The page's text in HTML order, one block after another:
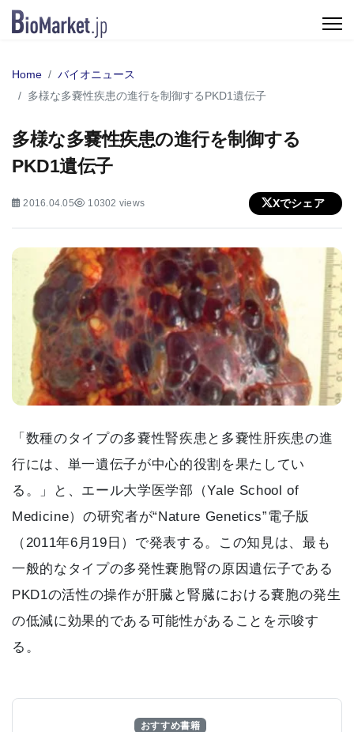
Home
バイオニュース
多様な多嚢性疾患の進行を制御するPKD1遺伝子
多様な多嚢性疾患の進行を制御する
PKD1遺伝子
2016.04.05 10302 views Xでシェア
「数種のタイプの多嚢性腎疾患と多嚢性肝疾患の進
行には、単一遺伝子が中心的役割を果たしてい
る。」と、エール大学医学部（Yale School of
Medicine）の研究者が“Nature Genetics”電子版
（2011年6月19日）で発表する。この知見は、最も
一般的なタイプの多発性嚢胞腎の原因遺伝子である
PKD1の活性の操作が肝臓と腎臓における嚢胞の発生
の低減に効果的である可能性があることを示唆す
る。
おすすめ書籍